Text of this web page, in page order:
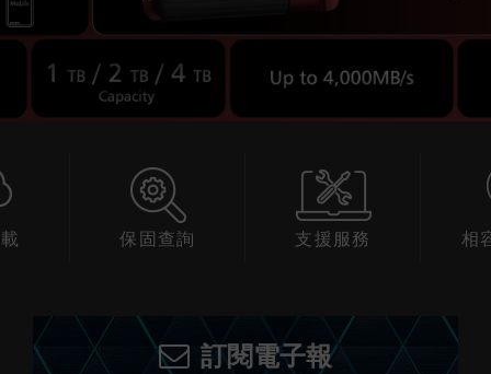
保固查詢 支援服務 相
訂閱電子報